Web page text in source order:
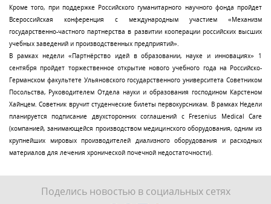
Кроме того, при поддержке Российского гуманитарного научного фонда пройдет
Всероссийская конференция с международным участием «Механизм
государственно-частного партнерства в развитии кооперации российских высших
учебных заведений и производственных предприятий».
В рамках недели «Партнёрство идей в образовании, науке и инновациях» 1
сентября пройдет торжественное открытие нового учебного года на Российско-
Германском факультете Ульяновского государственного университета Советником
Посольства, Руководителем Отдела науки и образования господином Карстеном
Хайнцем. Советник вручит студенческие билеты первокурсникам. В рамках Недели
планируется подписание двухсторонних соглашений с Fresenius Medical Care
(компанией, занимающейся производством медицинского оборудования, одним из
крупнейших мировых производителей диализного оборудования и расходных
материалов для лечения хронической почечной недостаточности).
Поделись новостью в социальных сетях